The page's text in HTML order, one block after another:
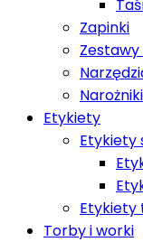
Zapinki
Etykiety
Etykiety
Etykiety
Torby i worki